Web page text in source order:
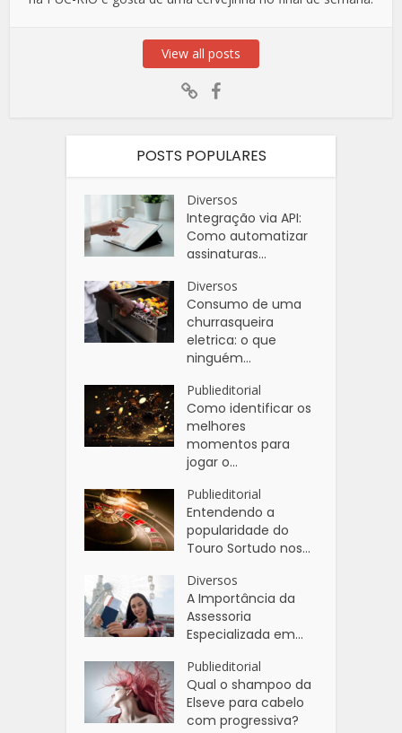
View all posts
POSTS POPULARES
Diversos
Integração via API:
Como automatizar
assinaturas...
Diversos
Consumo de uma
churrasqueira
eletrica: o que
ninguém...
Publieditorial
Como identificar os
melhores
momentos para
jogar o...
Publieditorial
Entendendo a
popularidade do
Touro Sortudo nos...
Diversos
A Importância da
Assessoria
Especializada em...
Publieditorial
Qual o shampoo da
Elseve para cabelo
com progressiva?